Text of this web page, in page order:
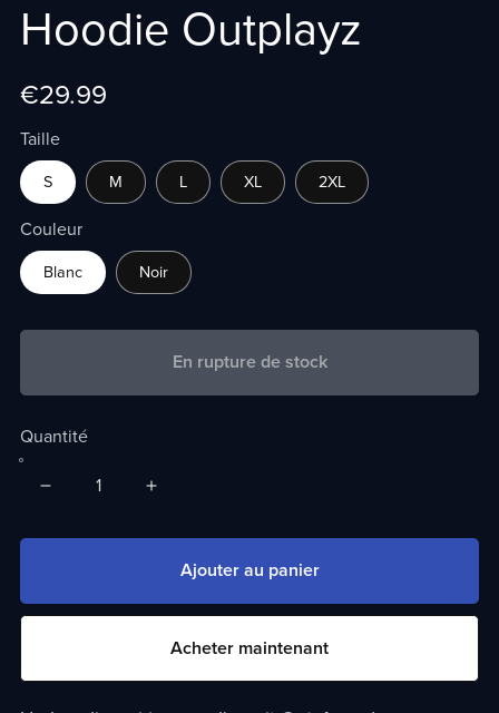
Hoodie Outplayz
€29.99
Taille
S M L XL 2XL
Couleur
Blanc Noir
En rupture de stock
Quantité
Ajouter au panier
Acheter maintenant